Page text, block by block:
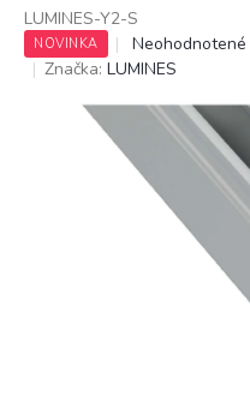
LUMINES-Y2-S
NOVINKA
Priemerné
hodnotenie
je
5
hviezdičiek.
Neohodnotené
Značka: LUMINES